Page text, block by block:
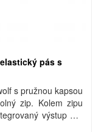
pás s
s pružnou kapsou
zip. Kolem zipu
výstup pro